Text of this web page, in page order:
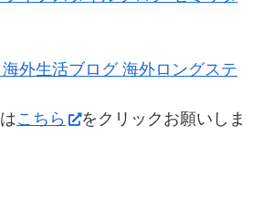
こちら
をクリックお願いしま